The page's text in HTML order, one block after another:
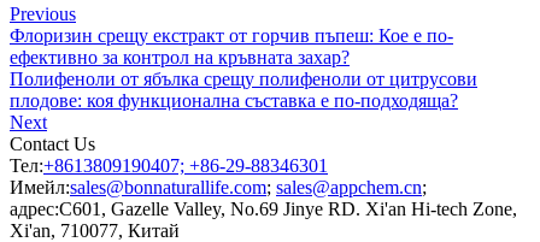
Previous
Флоризин срещу екстракт от горчив пъпеш: Кое е по-
ефективно за контрол на кръвната захар?
Полифеноли от ябълка срещу полифеноли от цитрусови
плодове: коя функционална съставка е по-подходяща?
Next
Contact Us
Тел:+8613809190407; +86-29-88346301
Имейл:sales@bonnaturallife.com; sales@appchem.cn;
адрес:C601, Gazelle Valley, No.69 Jinye RD. Xi'an Hi-tech Zone,
Xi'an, 710077, Китай